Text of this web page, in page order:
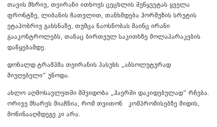
თავის მხრივ, თეირანი ითხოვს ცეცხლის შეწყვეტას ყველა
ფრონტზე, ლიბანის ჩათვლით, თანხმდება ჰორმუზის სრუტის
ეტაპობრივ გახსნაზე, თუმცა ნაოსნობას მაინც ირანი
გააკონტროლებს, თანაც ბირთვულ საკითხზე მოლაპარაკების
დაწყებამდე.
დონალდ ტრამპმა თეირანის პასუხს „აბსოლუტურად
მიუღებელი“ უწოდა.
ახლო აღმოსავლეთში მშვიდობა „ჰაერში დაკიდებულად“ რჩება.
ორივე მხარეს მიაჩნია, რომ თვითონ კომპრომისებზე მიდის,
მოწინააღმდეგე კი არა.